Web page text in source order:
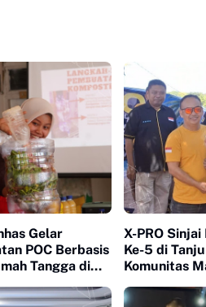
Gelar
POC Berbasis
Tangga di
X-PRO
Ke-5 di
Komunitas